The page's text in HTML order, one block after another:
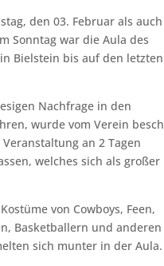
den 03. Februar als
Sonntag war die Aula des
Bielstein bis auf den
Nachfrage in den
wurde vom Verein
an 2 Tagen
welches sich als großer
von Cowboys, Feen,
Basketballern und anderen
sich munter in der Aula.